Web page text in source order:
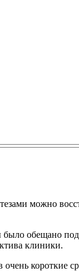
можно
обещано
клиники.
короткие